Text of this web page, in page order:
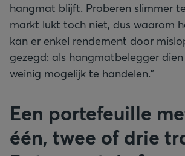
hangmat blijft. Proberen slimmer
markt lukt toch niet, dus waarom
kan er enkel rendement door
gezegd: als hangmatbelegger
weinig mogelijk te handelen.”
Een portefeuille
één, twee of drie